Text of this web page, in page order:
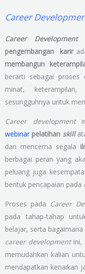
Career
Career Development
pengembangan karir
membangun
berarti sebagai proses
minat,
sesungguhnya untuk
Career development
webinar pelatihan skill
dan mencerna segala
berbagai peran yang
peluang juga
bentuk pencapaian pada
Proses pada Career
pada tahap-tahap
belajar, serta
career development ini,
memudahkan kalian
mendapatkan kenaikan